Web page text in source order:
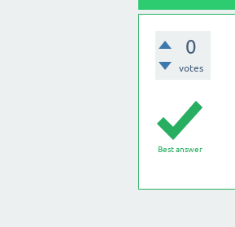
0
votes
Best answer